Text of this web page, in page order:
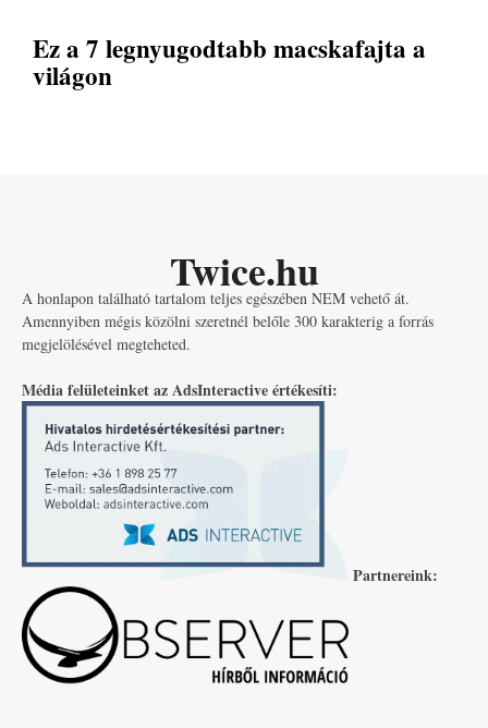
Ez a 7 legnyugodtabb macskafajta a
világon
Twice.hu
A honlapon található tartalom teljes egészében NEM vehető át.
Amennyiben mégis közölni szeretnél belőle 300 karakterig a forrás
megjelölésével megteheted.
Média felületeinket az AdsInteractive értékesíti:
Partnereink: